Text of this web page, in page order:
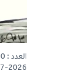
العدد : 11520
2026